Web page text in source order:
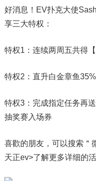
好消息！EV扑克大使
享三大特权：
特权1：连续两周五共得【
特权2：直升白金章鱼
特权3：完成指定任务再
抽奖赛入场券
喜歡的朋友，可以搜索＂
天正ev>了解更多详细的